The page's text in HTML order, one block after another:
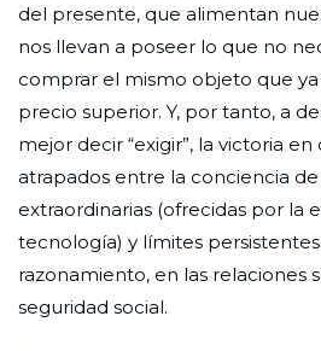
del presente, que alimentan
nos llevan a poseer lo que no
comprar el mismo objeto que
precio superior. Y, por tanto, a
mejor decir “exigir”, la victoria
atrapados entre la conciencia
extraordinarias (ofrecidas por la
tecnología) y límites
razonamiento, en las relaciones
seguridad social.